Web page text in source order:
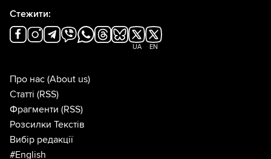
Стежити:
UA EN
Про нас (About us)
Статті (RSS)
Фрагменти (RSS)
Розсилки Текстів
Вибір редакції
#English